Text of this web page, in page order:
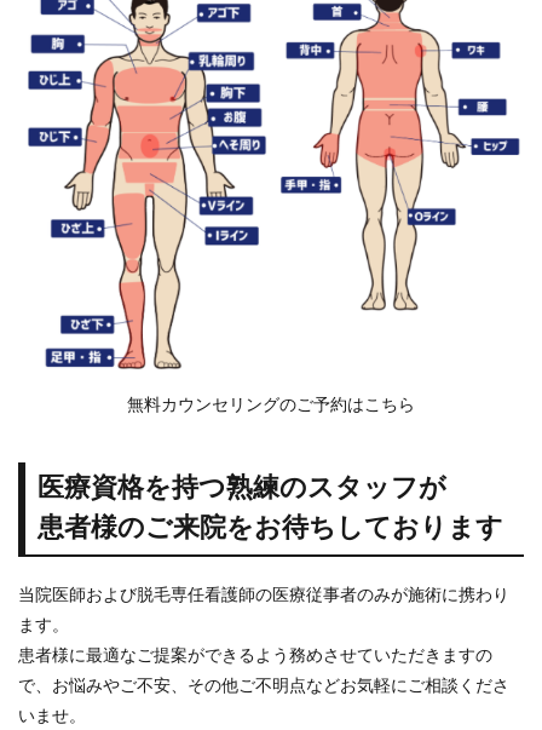
無料カウンセリングのご予約はこちら
医療資格を持つ熟練のスタッフが
患者様のご来院をお待ちしております
当院医師および脱毛専任看護師の医療従事者のみが施術に携わり
ます。
患者様に最適なご提案ができるよう務めさせていただきますの
で、お悩みやご不安、その他ご不明点などお気軽にご相談くださ
いませ。